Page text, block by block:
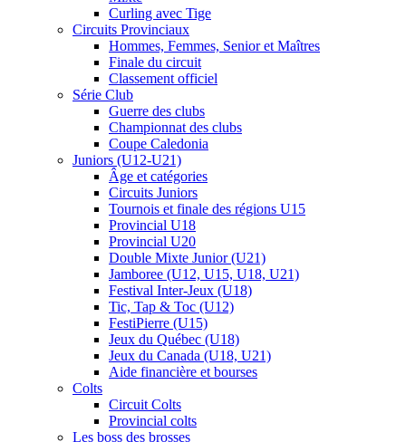
Curling avec Tige
Circuits Provinciaux
Hommes, Femmes, Senior et Maîtres
Finale du circuit
Classement officiel
Série Club
Guerre des clubs
Championnat des clubs
Coupe Caledonia
Juniors (U12-U21)
Âge et catégories
Circuits Juniors
Tournois et finale des régions U15
Provincial U18
Provincial U20
Double Mixte Junior (U21)
Jamboree (U12, U15, U18, U21)
Festival Inter-Jeux (U18)
Tic, Tap & Toc (U12)
FestiPierre (U15)
Jeux du Québec (U18)
Jeux du Canada (U18, U21)
Aide financière et bourses
Colts
Circuit Colts
Provincial colts
Les boss des brosses